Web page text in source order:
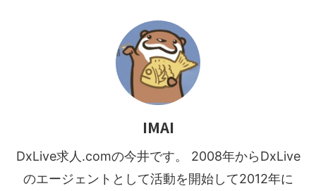
IMAI
DxLive求人.comの今井です。 2008年からDxLive
のエージェントとして活動を開始して2012年に